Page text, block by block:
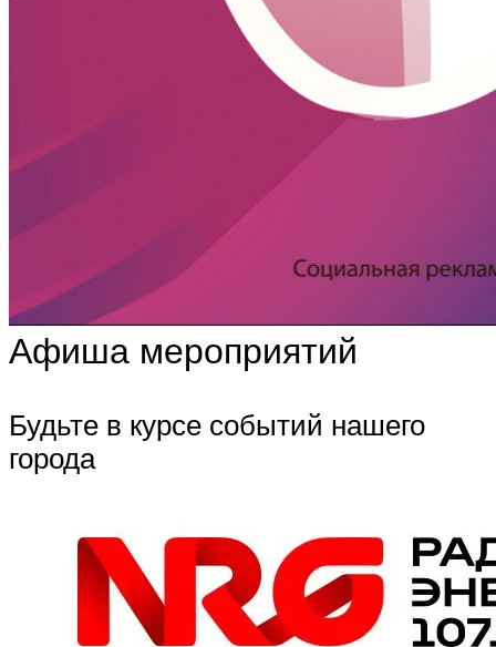
Афиша мероприятий
Будьте в курсе событий нашего
города